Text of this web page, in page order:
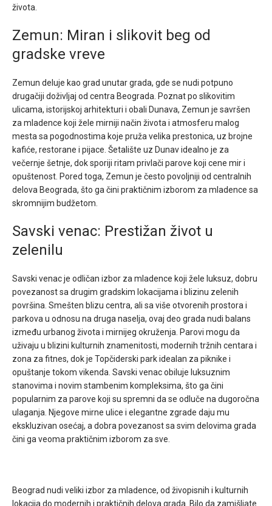
života.
Zemun: Miran i slikovit beg od
gradske vreve
Zemun deluje kao grad unutar grada, gde se nudi potpuno
drugačiji doživljaj od centra Beograda. Poznat po slikovitim
ulicama, istorijskoj arhitekturi i obali Dunava, Zemun je savršen
za mladence koji žele mirniji način života i atmosferu malog
mesta sa pogodnostima koje pruža velika prestonica, uz brojne
kafiće, restorane i pijace. Šetalište uz Dunav idealno je za
večernje šetnje, dok sporiji ritam privlači parove koji cene mir i
opuštenost. Pored toga, Zemun je često povoljniji od centralnih
delova Beograda, što ga čini praktičnim izborom za mladence sa
skromnijim budžetom.
Savski venac: Prestižan život u
zelenilu
Savski venac je odličan izbor za mladence koji žele luksuz, dobru
povezanost sa drugim gradskim lokacijama i blizinu zelenih
površina. Smešten blizu centra, ali sa više otvorenih prostora i
parkova u odnosu na druga naselja, ovaj deo grada nudi balans
između urbanog života i mirnijeg okruženja. Parovi mogu da
uživaju u blizini kulturnih znamenitosti, modernih tržnih centara i
zona za fitnes, dok je Topčiderski park idealan za piknike i
opuštanje tokom vikenda. Savski venac obiluje luksuznim
stanovima i novim stambenim kompleksima, što ga čini
popularnim za parove koji su spremni da se odluče na dugoročna
ulaganja. Njegove mirne ulice i elegantne zgrade daju mu
ekskluzivan osećaj, a dobra povezanost sa svim delovima grada
čini ga veoma praktičnim izborom za sve.
Beograd nudi veliki izbor za mladence, od živopisnih i kulturnih
lokacija do modernih i praktičnih delova grada. Bilo da zamišljate